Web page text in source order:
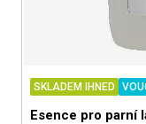
SKLADEM IHNED
Esence pro parní